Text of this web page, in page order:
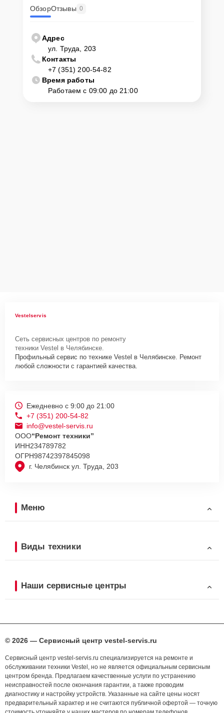
ОбзорОтзывы 0
Адрес
ул. Труда, 203
Контакты
+7 (351) 200-54-82
Время работы
Работаем с 09:00 до 21:00
Vestelservis
Сеть сервисных центров по ремонту
техники Vestel в Челябинске.
Профильный сервис по технике Vestel в Челябинске. Ремонт
любой сложности с гарантией качества.
г. Челябинск ул. Труда, 203
Ежедневно с 9:00 до 21:00
+7 (351) 200-54-82
info@vestel-servis.ru
ООО“Ремонт техники”
ИНН234789782
ОГРН98742397845098
Меню
Виды техники
Наши сервисные центры
© 2026 — Сервисный центр vestel-servis.ru
Сервисный центр vestel-servis.ru специализируется на ремонте и
обслуживании техники Vestel, но не является официальным сервисным
центром бренда. Предлагаем качественные услуги по устранению
неисправностей после окончания гарантии, а также проводим
диагностику и настройку устройств. Указанные на сайте цены носят
предварительный характер и не считаются публичной офертой — точную